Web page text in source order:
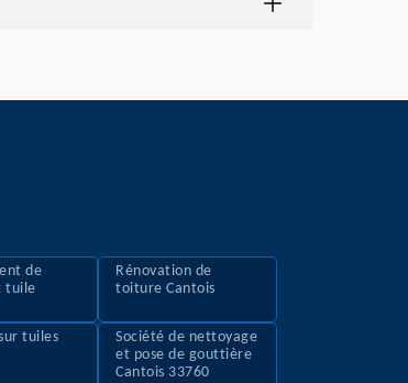
de
tuile
Rénovation de
toiture Cantois
tuiles
Société de nettoyage
et pose de gouttière
Cantois 33760